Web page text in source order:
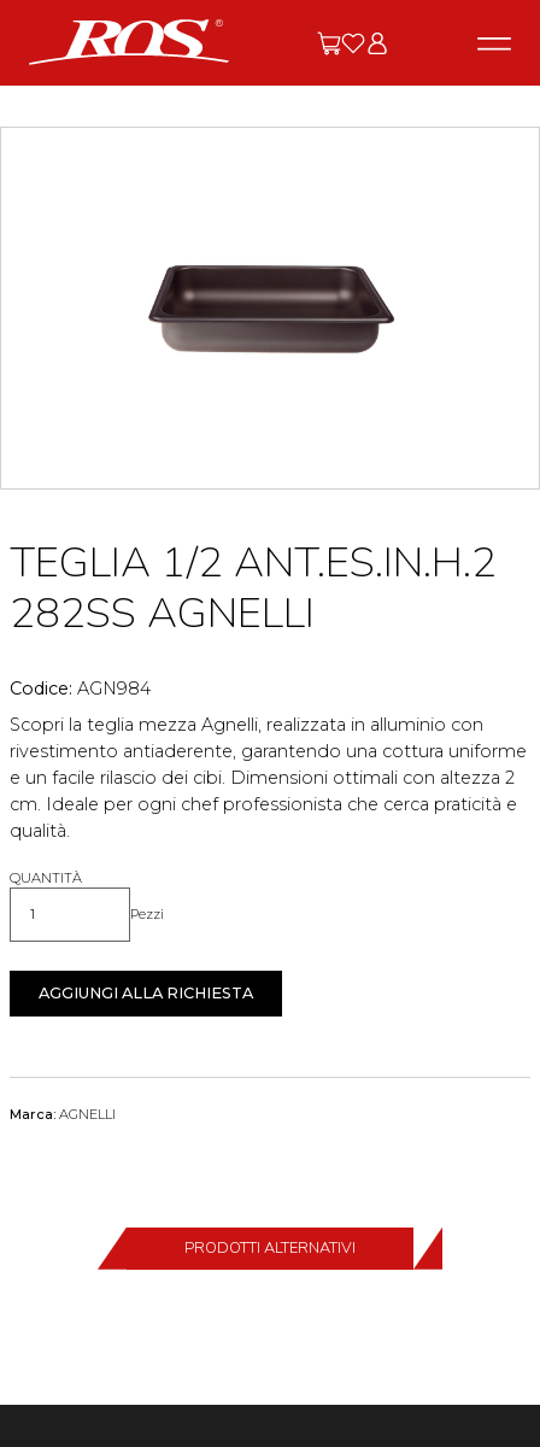
TEGLIA 1/2 ANT.ES.IN.H.2
282SS AGNELLI
Codice: AGN984
Scopri la teglia mezza Agnelli, realizzata in alluminio con
rivestimento antiaderente, garantendo una cottura uniforme
e un facile rilascio dei cibi. Dimensioni ottimali con altezza 2
cm. Ideale per ogni chef professionista che cerca praticità e
qualità.
QUANTITÀ
Quantità Pezzi
AGGIUNGI ALLA RICHIESTA
Marca: AGNELLI
PRODOTTI ALTERNATIVI